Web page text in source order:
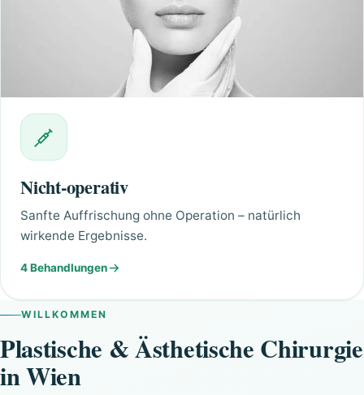
Nicht-operativ
Sanfte Auffrischung ohne Operation – natürlich
wirkende Ergebnisse.
4 Behandlungen
WILLKOMMEN
Plastische & Ästhetische Chirurgie
in Wien